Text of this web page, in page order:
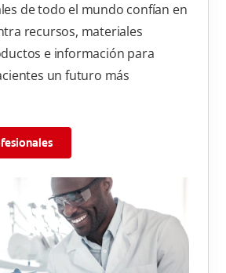
de todo el mundo confían en
recursos, materiales
e información para
un futuro más